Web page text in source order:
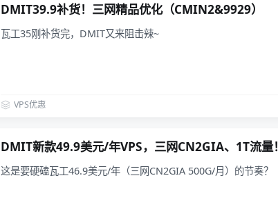
DMIT39.9补货！三网精品优化（CMIN2&9929）
瓦工35刚补货完，DMIT又来阻击辣~
VPS优惠
DMIT新款49.9美元/年VPS，三网CN2GIA、1T流量！
这是要硬磕瓦工46.9美元/年（三网CN2GIA 500G/月）的节奏？